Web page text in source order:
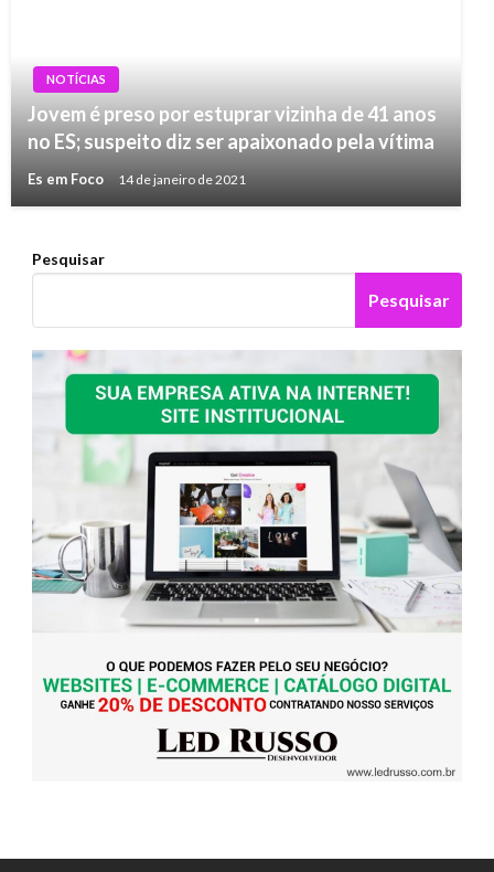
NOTÍCIAS
Jovem é preso por estuprar vizinha de 41 anos
no ES; suspeito diz ser apaixonado pela vítima
Es em Foco 14 de janeiro de 2021
Pesquisar
Pesquisar